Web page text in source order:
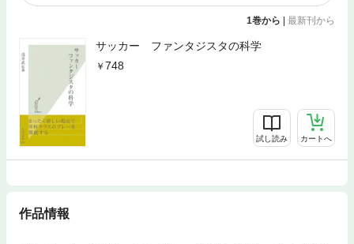
1巻から 最新刊から
サッカー ファンタジスタの科学
748
試し読み カートへ
作品情報